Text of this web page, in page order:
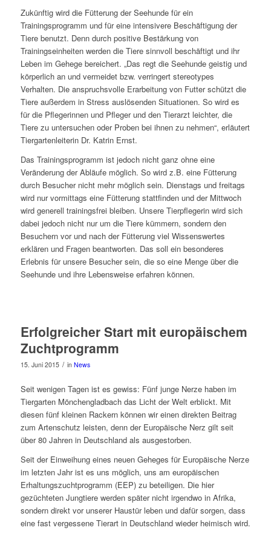
Zukünftig wird die Fütterung der Seehunde für ein
Trainingsprogramm und für eine intensivere Beschäftigung der
Tiere benutzt. Denn durch positive Bestärkung von
Trainingseinheiten werden die Tiere sinnvoll beschäftigt und ihr
Leben im Gehege bereichert. „Das regt die Seehunde geistig und
körperlich an und vermeidet bzw. verringert stereotypes
Verhalten. Die anspruchsvolle Erarbeitung von Futter schützt die
Tiere außerdem in Stress auslösenden Situationen. So wird es
für die Pflegerinnen und Pfleger und den Tierarzt leichter, die
Tiere zu untersuchen oder Proben bei ihnen zu nehmen“, erläutert
Tiergartenleiterin Dr. Katrin Ernst.
Das Trainingsprogramm ist jedoch nicht ganz ohne eine
Veränderung der Abläufe möglich. So wird z.B. eine Fütterung
durch Besucher nicht mehr möglich sein. Dienstags und freitags
wird nur vormittags eine Fütterung stattfinden und der Mittwoch
wird generell trainingsfrei bleiben. Unsere Tierpflegerin wird sich
dabei jedoch nicht nur um die Tiere kümmern, sondern den
Besuchern vor und nach der Fütterung viel Wissenswertes
erklären und Fragen beantworten. Das soll ein besonderes
Erlebnis für unsere Besucher sein, die so eine Menge über die
Seehunde und ihre Lebensweise erfahren können.
Erfolgreicher Start mit europäischem
Zuchtprogramm
15. Juni 2015 / in News
Seit wenigen Tagen ist es gewiss: Fünf junge Nerze haben im
Tiergarten Mönchengladbach das Licht der Welt erblickt. Mit
diesen fünf kleinen Rackern können wir einen direkten Beitrag
zum Artenschutz leisten, denn der Europäische Nerz gilt seit
über 80 Jahren in Deutschland als ausgestorben.
Seit der Einweihung eines neuen Geheges für Europäische Nerze
im letzten Jahr ist es uns möglich, uns am europäischen
Erhaltungszuchtprogramm (EEP) zu beteiligen. Die hier
gezüchteten Jungtiere werden später nicht irgendwo in Afrika,
sondern direkt vor unserer Haustür leben und dafür sorgen, dass
eine fast vergessene Tierart in Deutschland wieder heimisch wird.